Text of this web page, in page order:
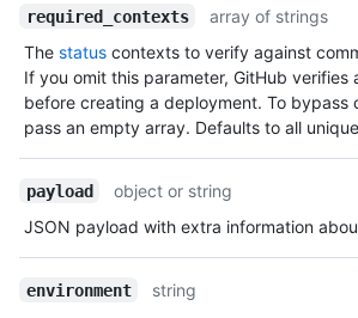
required_contexts
array of strings
The status contexts to verify against
If you omit this parameter, GitHub verifies
before creating a deployment. To bypass
pass an empty array. Defaults to all
payload
object or string
JSON payload with extra information
environment
string